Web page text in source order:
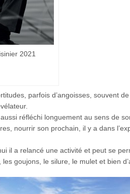
2021
parfois d’angoisses, souvent
réfléchi longuement au sens de
nourrir son prochain, il y a dans
il a relancé une activité et peut se
goujons, le silure, le mulet et bien